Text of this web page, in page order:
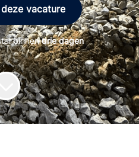
vacature
binnendrie dagen